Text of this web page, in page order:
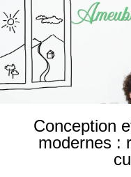
Conception
modernes :